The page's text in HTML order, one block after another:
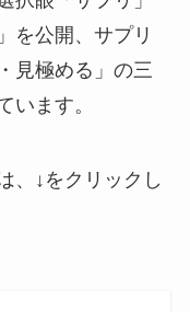
を公開、サプリ
見極める」の三
います。
、↓をクリックし